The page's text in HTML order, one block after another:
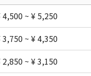
4,500 ~ ¥ 5,250
3,750 ~ ¥ 4,350
2,850 ~ ¥ 3,150